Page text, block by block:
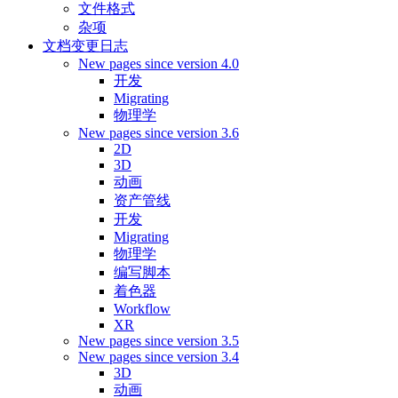
文件格式
杂项
文档变更日志
New pages since version 4.0
开发
Migrating
物理学
New pages since version 3.6
2D
3D
动画
资产管线
开发
Migrating
物理学
编写脚本
着色器
Workflow
XR
New pages since version 3.5
New pages since version 3.4
3D
动画